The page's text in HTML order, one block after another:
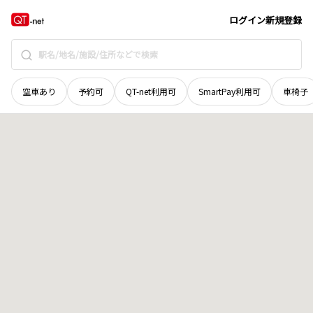
ログイン新規登録
空車あり 予約可 QT-net利用可 SmartPay利用可 車椅子
青森県